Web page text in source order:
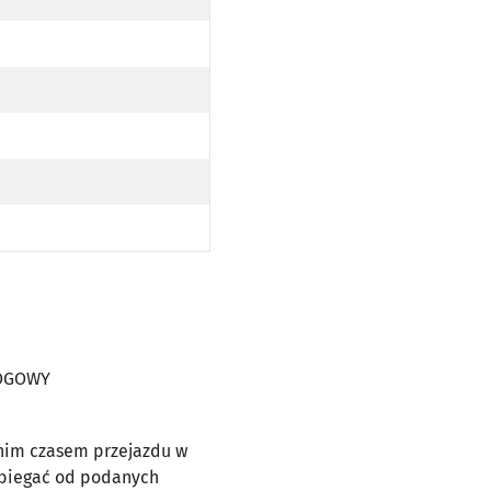
NISKOPODŁOGOWY
NISKOPODŁOGOWY
czasem przejazdu w
od podanych